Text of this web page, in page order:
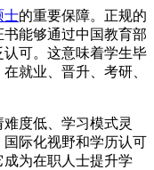
士的重要保障。正规的
能够通过中国教育部
可。这意味着学生毕
就业、晋升、考研、
难度低、学习模式灵
际化视野和学历认可
为在职人士提升学